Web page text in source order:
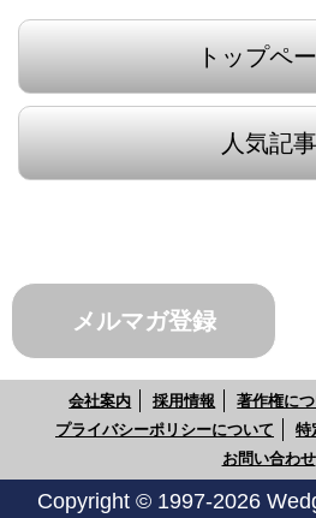
トップペ
人気記事
メルマガ登録
会社案内 採用情報 著作権に
プライバシーポリシーについて
特
お問い合わせ
Copyright © 1997-2026